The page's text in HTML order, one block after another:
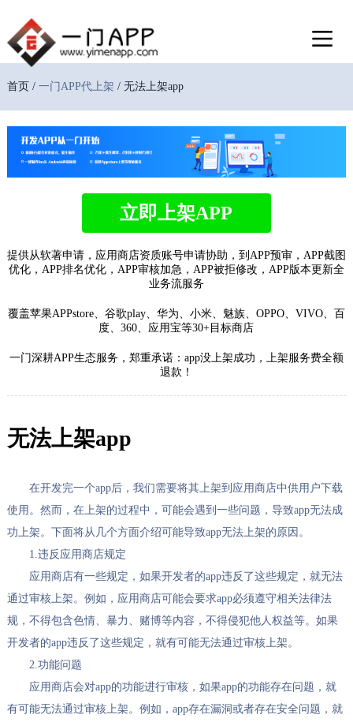
首页 / 一门APP代上架 / 无法上架app
立即上架APP
提供从软著申请，应用商店资质账号申请协助，到APP预审，APP截图
优化，APP排名优化，APP审核加急，APP被拒修改，APP版本更新全
业务流服务
覆盖苹果APPstore、谷歌play、华为、小米、魅族、OPPO、VIVO、百
度、360、应用宝等30+目标商店
一门深耕APP生态服务，郑重承诺：app没上架成功，上架服务费全额
退款！
无法上架app
在开发完一个app后，我们需要将其上架到应用商店中供用户下载
使用。然而，在上架的过程中，可能会遇到一些问题，导致app无法成
功上架。下面将从几个方面介绍可能导致app无法上架的原因。
1.违反应用商店规定
应用商店有一些规定，如果开发者的app违反了这些规定，就无法
通过审核上架。例如，应用商店可能会要求app必须遵守相关法律法
规，不得包含色情、暴力、赌博等内容，不得侵犯他人权益等。如果
开发者的app违反了这些规定，就有可能无法通过审核上架。
2.功能问题
应用商店会对app的功能进行审核，如果app的功能存在问题，就
有可能无法通过审核上架。例如，app存在漏洞或者存在安全问题，就